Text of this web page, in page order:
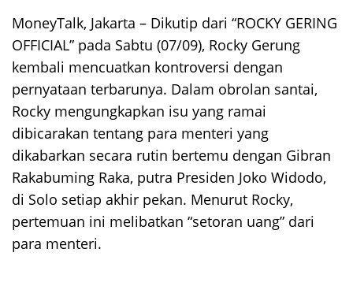
MoneyTalk, Jakarta – Dikutip dari “ROCKY GERING
OFFICIAL” pada Sabtu (07/09), Rocky Gerung
kembali mencuatkan kontroversi dengan
pernyataan terbarunya. Dalam obrolan santai,
Rocky mengungkapkan isu yang ramai
dibicarakan tentang para menteri yang
dikabarkan secara rutin bertemu dengan Gibran
Rakabuming Raka, putra Presiden Joko Widodo,
di Solo setiap akhir pekan. Menurut Rocky,
pertemuan ini melibatkan “setoran uang” dari
para menteri.